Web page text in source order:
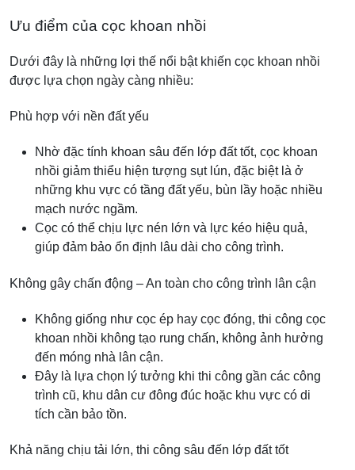
Ưu điểm của cọc khoan nhồi
Dưới đây là những lợi thế nổi bật khiến cọc khoan nhồi
được lựa chọn ngày càng nhiều:
Phù hợp với nền đất yếu
Nhờ đặc tính khoan sâu đến lớp đất tốt, cọc khoan
nhồi giảm thiểu hiện tượng sụt lún, đặc biệt là ở
những khu vực có tầng đất yếu, bùn lầy hoặc nhiều
mạch nước ngầm.
Cọc có thể chịu lực nén lớn và lực kéo hiệu quả,
giúp đảm bảo ổn định lâu dài cho công trình.
Không gây chấn động – An toàn cho công trình lân cận
Không giống như cọc ép hay cọc đóng, thi công cọc
khoan nhồi không tạo rung chấn, không ảnh hưởng
đến móng nhà lân cận.
Đây là lựa chọn lý tưởng khi thi công gần các công
trình cũ, khu dân cư đông đúc hoặc khu vực có di
tích cần bảo tồn.
Khả năng chịu tải lớn, thi công sâu đến lớp đất tốt